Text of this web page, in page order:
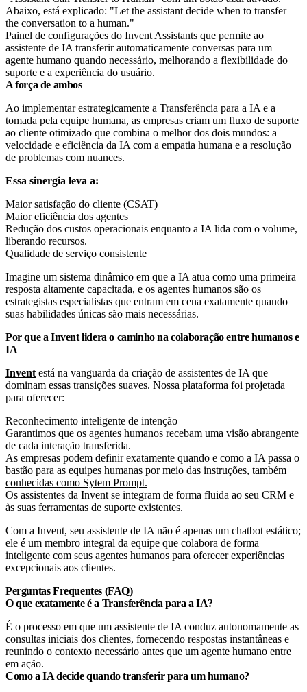
Painel de configurações do Invent Assistants que permite ao
assistente de IA transferir automaticamente conversas para um
agente humano quando necessário, melhorando a flexibilidade do
suporte e a experiência do usuário.
A força de ambos
Ao implementar estrategicamente a Transferência para a IA e a
tomada pela equipe humana, as empresas criam um fluxo de suporte
ao cliente otimizado que combina o melhor dos dois mundos: a
velocidade e eficiência da IA com a empatia humana e a resolução
de problemas com nuances.
Essa sinergia leva a:
Maior satisfação do cliente (CSAT)
Maior eficiência dos agentes
Redução dos custos operacionais enquanto a IA lida com o volume,
liberando recursos.
Qualidade de serviço consistente
Imagine um sistema dinâmico em que a IA atua como uma primeira
resposta altamente capacitada, e os agentes humanos são os
estrategistas especialistas que entram em cena exatamente quando
suas habilidades únicas são mais necessárias.
Por que a Invent lidera o caminho na colaboração entre humanos e
IA
Invent está na vanguarda da criação de assistentes de IA que
dominam essas transições suaves. Nossa plataforma foi projetada
para oferecer:
Reconhecimento inteligente de intenção
Garantimos que os agentes humanos recebam uma visão abrangente
de cada interação transferida.
As empresas podem definir exatamente quando e como a IA passa o
bastão para as equipes humanas por meio das instruções, também
conhecidas como Sytem Prompt.
Os assistentes da Invent se integram de forma fluida ao seu CRM e
às suas ferramentas de suporte existentes.
Com a Invent, seu assistente de IA não é apenas um chatbot estático;
ele é um membro integral da equipe que colabora de forma
inteligente com seus agentes humanos para oferecer experiências
excepcionais aos clientes.
Perguntas Frequentes (FAQ)
O que exatamente é a Transferência para a IA?
É o processo em que um assistente de IA conduz autonomamente as
consultas iniciais dos clientes, fornecendo respostas instantâneas e
reunindo o contexto necessário antes que um agente humano entre
em ação.
Como a IA decide quando transferir para um humano?